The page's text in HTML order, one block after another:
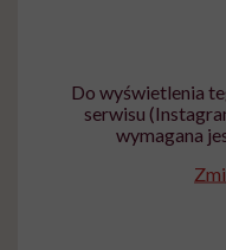
Do wyświetlenia
serwisu
wymagana